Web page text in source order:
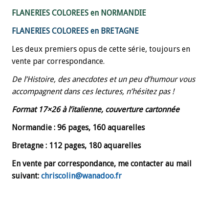
FLANERIES COLOREES en NORMANDIE
FLANERIES COLOREES en BRETAGNE
Les deux premiers opus de cette série, toujours en
vente par correspondance.
De l’Histoire, des anecdotes et un peu d’humour vous
accompagnent dans ces lectures, n’hésitez pas !
Format 17×26 à l’italienne, couverture cartonnée
Normandie : 96 pages, 160 aquarelles
Bretagne : 112 pages, 180 aquarelles
En vente par correspondance, me contacter au mail
suivant: chriscolin@wanadoo.fr